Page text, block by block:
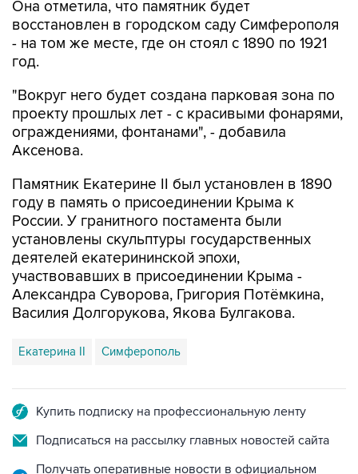
- на том же месте, где он стоял с 1890 по 1921
год.
"Вокруг него будет создана парковая зона по
ограждениями, фонтанами", - добавила
Аксенова.
Памятник Екатерине II был установлен в 1890
России. У гранитного постамента были
установлены скульптуры государственных
деятелей екатерининской эпохи,
участвовавших в присоединении Крыма -
Александра Суворова, Григория Потёмкина,
Василия Долгорукова, Якова Булгакова.
Екатерина II Симферополь
Подписаться на рассылку главных новостей сайта
Получать оперативные новости в официальном